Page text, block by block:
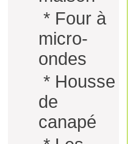
* Four à
micro-
ondes
* Housse
de
canapé